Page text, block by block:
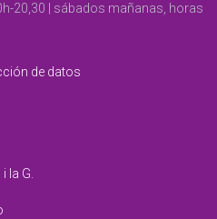
20,30 | sábados mañanas, horas
de datos
la G.